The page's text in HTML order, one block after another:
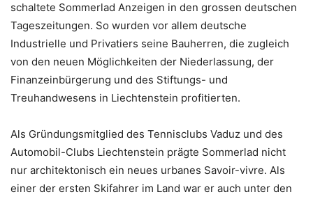
schaltete Sommerlad Anzeigen in den grossen deutschen
Tageszeitungen. So wurden vor allem deutsche
Industrielle und Privatiers seine Bauherren, die zugleich
von den neuen Möglichkeiten der Niederlassung, der
Finanzeinbürgerung und des Stiftungs- und
Treuhandwesens in Liechtenstein profitierten.
Als Gründungsmitglied des Tennisclubs Vaduz und des
Automobil-Clubs Liechtenstein prägte Sommerlad nicht
nur architektonisch ein neues urbanes Savoir-vivre. Als
einer der ersten Skifahrer im Land war er auch unter den